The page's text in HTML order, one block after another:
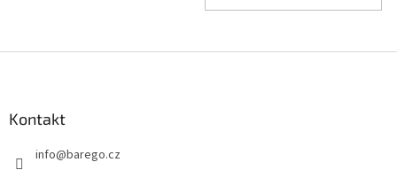
Kontakt
info@barego.cz